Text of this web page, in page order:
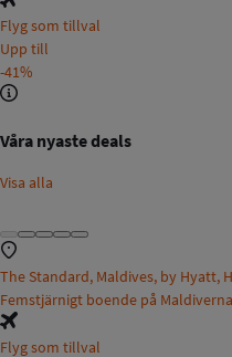
Flyg som tillval
Upp till
-41%
Våra nyaste deals
Visa alla
The Standard, Maldives, by Hyatt,
Femstjärnigt boende på
Flyg som tillval